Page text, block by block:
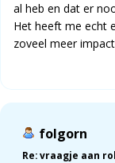
al heb en dat er
Het heeft me echt
zoveel meer
folgorn
Re: vraagje aan